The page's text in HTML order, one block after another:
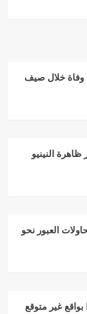
في أوروبا تسجل أكثر من 16 ألف وفاة خلال صيف
ظاهرة النينيو
العبور نحو
غير متوقع